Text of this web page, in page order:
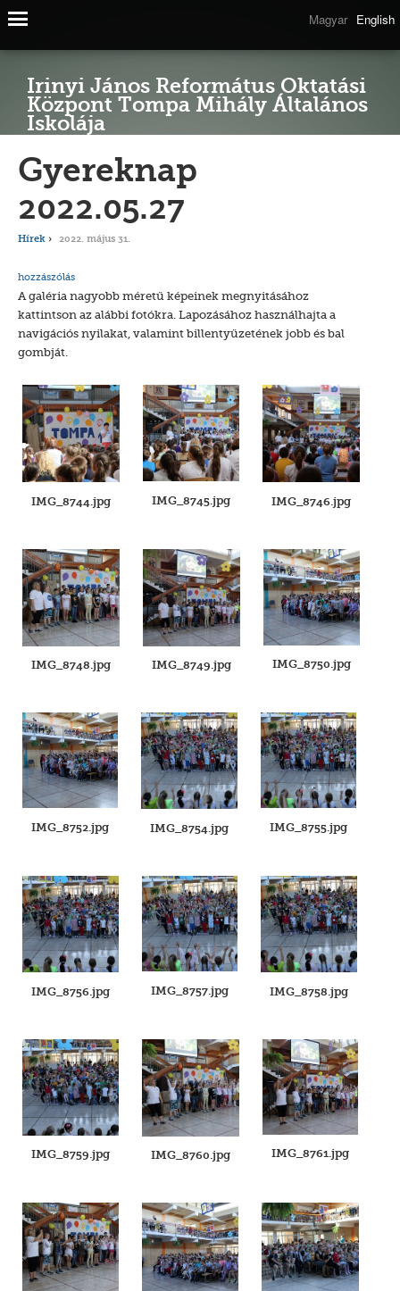
Magyar English
Irinyi János Református Oktatási
Központ Tompa Mihály Általános
Iskolája
Gyereknap
2022.05.27
Hírek 2022. május 31.
hozzászólás
A galéria nagyobb méretű képeinek megnyitásához
kattintson az alábbi fotókra. Lapozásához használhajta a
navigációs nyilakat, valamint billentyűzetének jobb és bal
gombját.
IMG_8744.jpg IMG_8745.jpg IMG_8746.jpg
IMG_8748.jpg IMG_8749.jpg IMG_8750.jpg
IMG_8752.jpg IMG_8754.jpg IMG_8755.jpg
IMG_8756.jpg IMG_8757.jpg IMG_8758.jpg
IMG_8759.jpg IMG_8760.jpg IMG_8761.jpg